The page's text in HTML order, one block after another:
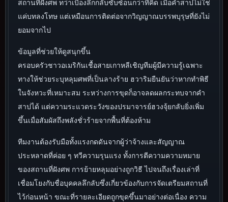
สถานที่ฝังศพ ทว่าเบื้องลึกกลับซับซ้อนกว่าที่คิด เมื่อคำสาปไม่ใช่
แค่บทลงโทษ แต่เหมือนการติดต่อจากวิญญาณบรรพบุรุษที่ยังไม่
ยอมจากไป
ข้อมูลที่ช่วยให้ดูสนุกขึ้น
ครอบครัวชาวอเมริกันเชื้อสายเกาหลีเชิญทีมผู้มีความรู้เฉพาะ
ทางให้ช่วยระบุหลุมศพที่เป็นลางร้าย ฮวาริมยืนยันว่าหากทำพิธี
ในจังหวะที่เหมาะสม ระหว่างการขุดก็อาจลดผลกระทบจากคำ
สาปได้ แต่ความระแวดระวังของปรมาจารย์ฮวงจุ้ยกลับยิ่งเพิ่ม
ขึ้นเมื่อสัมผัสถึงพลังชั่วร้ายจากพื้นที่ต้องห้าม
ทีมงานต้องรับมือทั้งแรงกดดันจากผู้ว่าจ้างและสัญญาณ
ประหลาดที่ค่อย ๆ ทวีความรุนแรง ทั้งการตีความความหมาย
ของสถานที่ฝังศพ การย้ายหลุมอย่างถูกวิธี ไปจนถึงเรื่องเล่าที่
เชื่อมโยงกับชื่อบุคคลลึกลับซึ่งเกี่ยวข้องกับการจัดเตรียมสถานที่
ไว้ก่อนหน้า ขณะที่รายละเอียดถูกขุดขึ้นมาอย่างต่อเนื่อง ความ